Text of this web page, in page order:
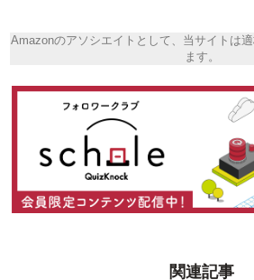
Amazonのアソシエイトとして、当サイトは
ます。
関連記事